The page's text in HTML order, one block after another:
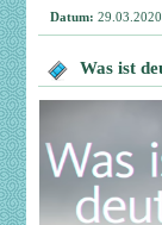
Datum: 29.03.2020
Was ist